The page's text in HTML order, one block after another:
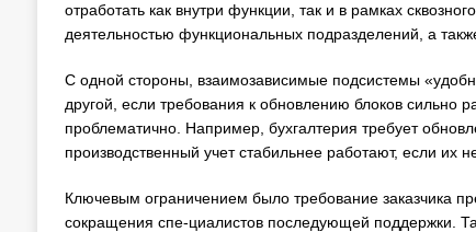
отработать как внутри функции, так и в рамках
деятельностью функциональных подразделений, а
С одной стороны, взаимозависимые подсистемы
другой, если требования к обновлению блоков сильно
проблематично. Например, бухгалтерия требует
производственный учет стабильнее работают, если их не
Ключевым ограничением было требование заказчика
сокращения спе-циалистов последующей поддержки.